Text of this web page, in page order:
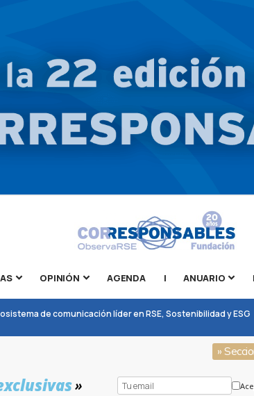
OPINIÓN AGENDA | ANUARIO
de comunicación líder en RSE, Sostenibilidad y ESG
»
»